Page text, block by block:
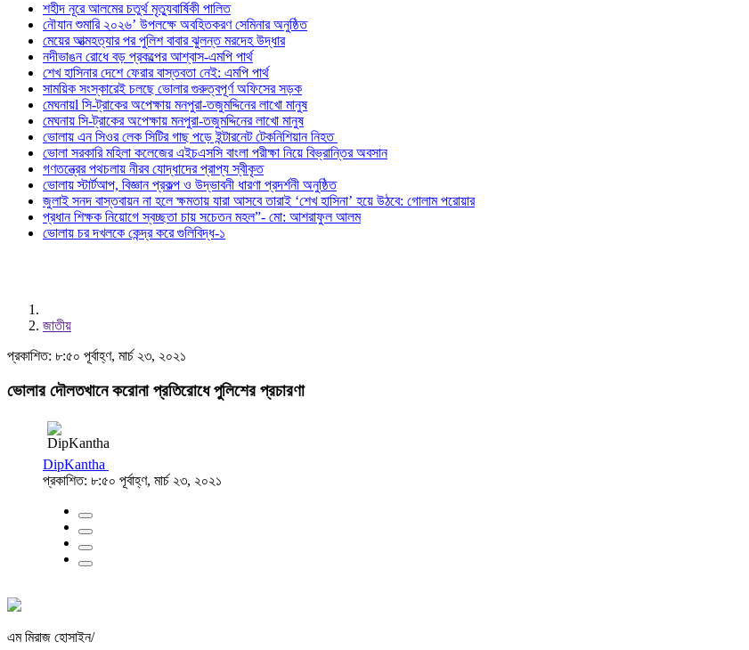
শহীদ নূরে আলমের চতুর্থ মৃত্যুবার্ষিকী পালিত
নৌযান শুমারি ২০২৬’ উপলক্ষে অবহিতকরণ সেমিনার অনুষ্ঠিত
মেয়ের আত্মহত্যার পর পুলিশ বাবার ঝুলন্ত মরদেহ উদ্ধার
নদীভাঙন রোধে বড় প্রকল্পের আশ্বাস-এমপি পার্থ
শেখ হাসিনার দেশে ফেরার বাস্তবতা নেই: এমপি পার্থ
সাময়িক সংস্কারেই চলছে ভোলার গুরুত্বপূর্ণ অফিসের সড়ক
মেঘনায়l সি-ট্রাকের অপেক্ষায় মনপুরা-তজুমদ্দিনের লাখো মানুষ
মেঘনায় সি-ট্রাকের অপেক্ষায় মনপুরা-তজুমদ্দিনের লাখো মানুষ
ভোলায় এন সিওর লেক সিটির গাছ পড়ে ইন্টারনেট টেকনিশিয়ান নিহত
ভোলা সরকারি মহিলা কলেজের এইচএসসি বাংলা পরীক্ষা নিয়ে বিভ্রান্তির অবসান
গণতন্ত্রের পথচলায় নীরব যোদ্ধাদের প্রাপ্য স্বীকৃত
ভোলায় স্টার্টআপ, বিজ্ঞান প্রকল্প ও উদ্ভাবনী ধারণা প্রদর্শনী অনুষ্ঠিত
জুলাই সনদ বাস্তবায়ন না হলে ক্ষমতায় যারা আসবে তারাই ‘শেখ হাসিনা’ হয়ে উঠবে: গোলাম পরোয়ার
প্রধান শিক্ষক নিয়োগে স্বচ্ছতা চায় সচেতন মহল”- মো: আশরাফুল আলম
ভোলায় চর দখলকে কেন্দ্র করে গুলিবিদ্ধ-১
জাতীয়
প্রকাশিত: ৮:৫০ পূর্বাহ্ণ, মার্চ ২৩, ২০২১
ভোলার দৌলতখানে করোনা প্রতিরোধে পুলিশের প্রচারণা
DipKantha
প্রকাশিত: ৮:৫০ পূর্বাহ্ণ, মার্চ ২৩, ২০২১
এম মিরাজ হোসাইন/